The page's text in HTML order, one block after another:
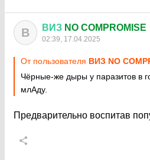
В ВИЗ NO COMPROMISE
02:39, 17.04.2025
От пользователя ВИЗ NO
Чёрные-же дыры у паразитов в
млАду.
Предварительно воспитав